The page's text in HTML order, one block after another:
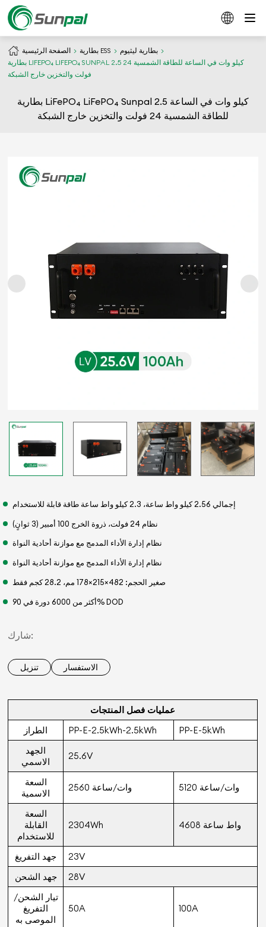
الصفحة الرئيسية بطارية ESS
بطارية ليثيوم
بطارية LIFEPO₄ LIFEPO₄ SUNPAL 2.5 كيلو وات في الساعة للطاقة الشمسية 24
فولت والتخزين خارج الشبكة
بطارية LiFePO₄ LiFePO₄ Sunpal 2.5 كيلو وات في الساعة
للطاقة الشمسية 24 فولت والتخزين خارج الشبكة
إجمالي 2.56 كيلو واط ساعة، 2.3 كيلو واط ساعة طاقة قابلة للاستخدام
نظام 24 فولت، ذروة الخرج 100 أمبير (3 ثوانٍ)
نظام إدارة الأداء المدمج مع موازنة أحادية النواة
نظام إدارة الأداء المدمج مع موازنة أحادية النواة
صغير الحجم: 482×215×178 مم، 28.2 كجم فقط
أكثر من 6000 دورة في 90% DOD
شارك:
تنزيل الاستفسار
عمليات فصل المنتجات
الطراز
PP-E-2.5kWh-2.5kWh
PP-E-5kWh
الجهد
الاسمي
25.6V
السعة
الاسمية
2560 وات/ساعة 5120 وات/ساعة
السعة
القابلة
للاستخدام
2304Wh 4608 واط ساعة
جهد التفريغ
23V
جهد الشحن
28V
تيار الشحن/
التفريغ
الموصى به
50A 100A